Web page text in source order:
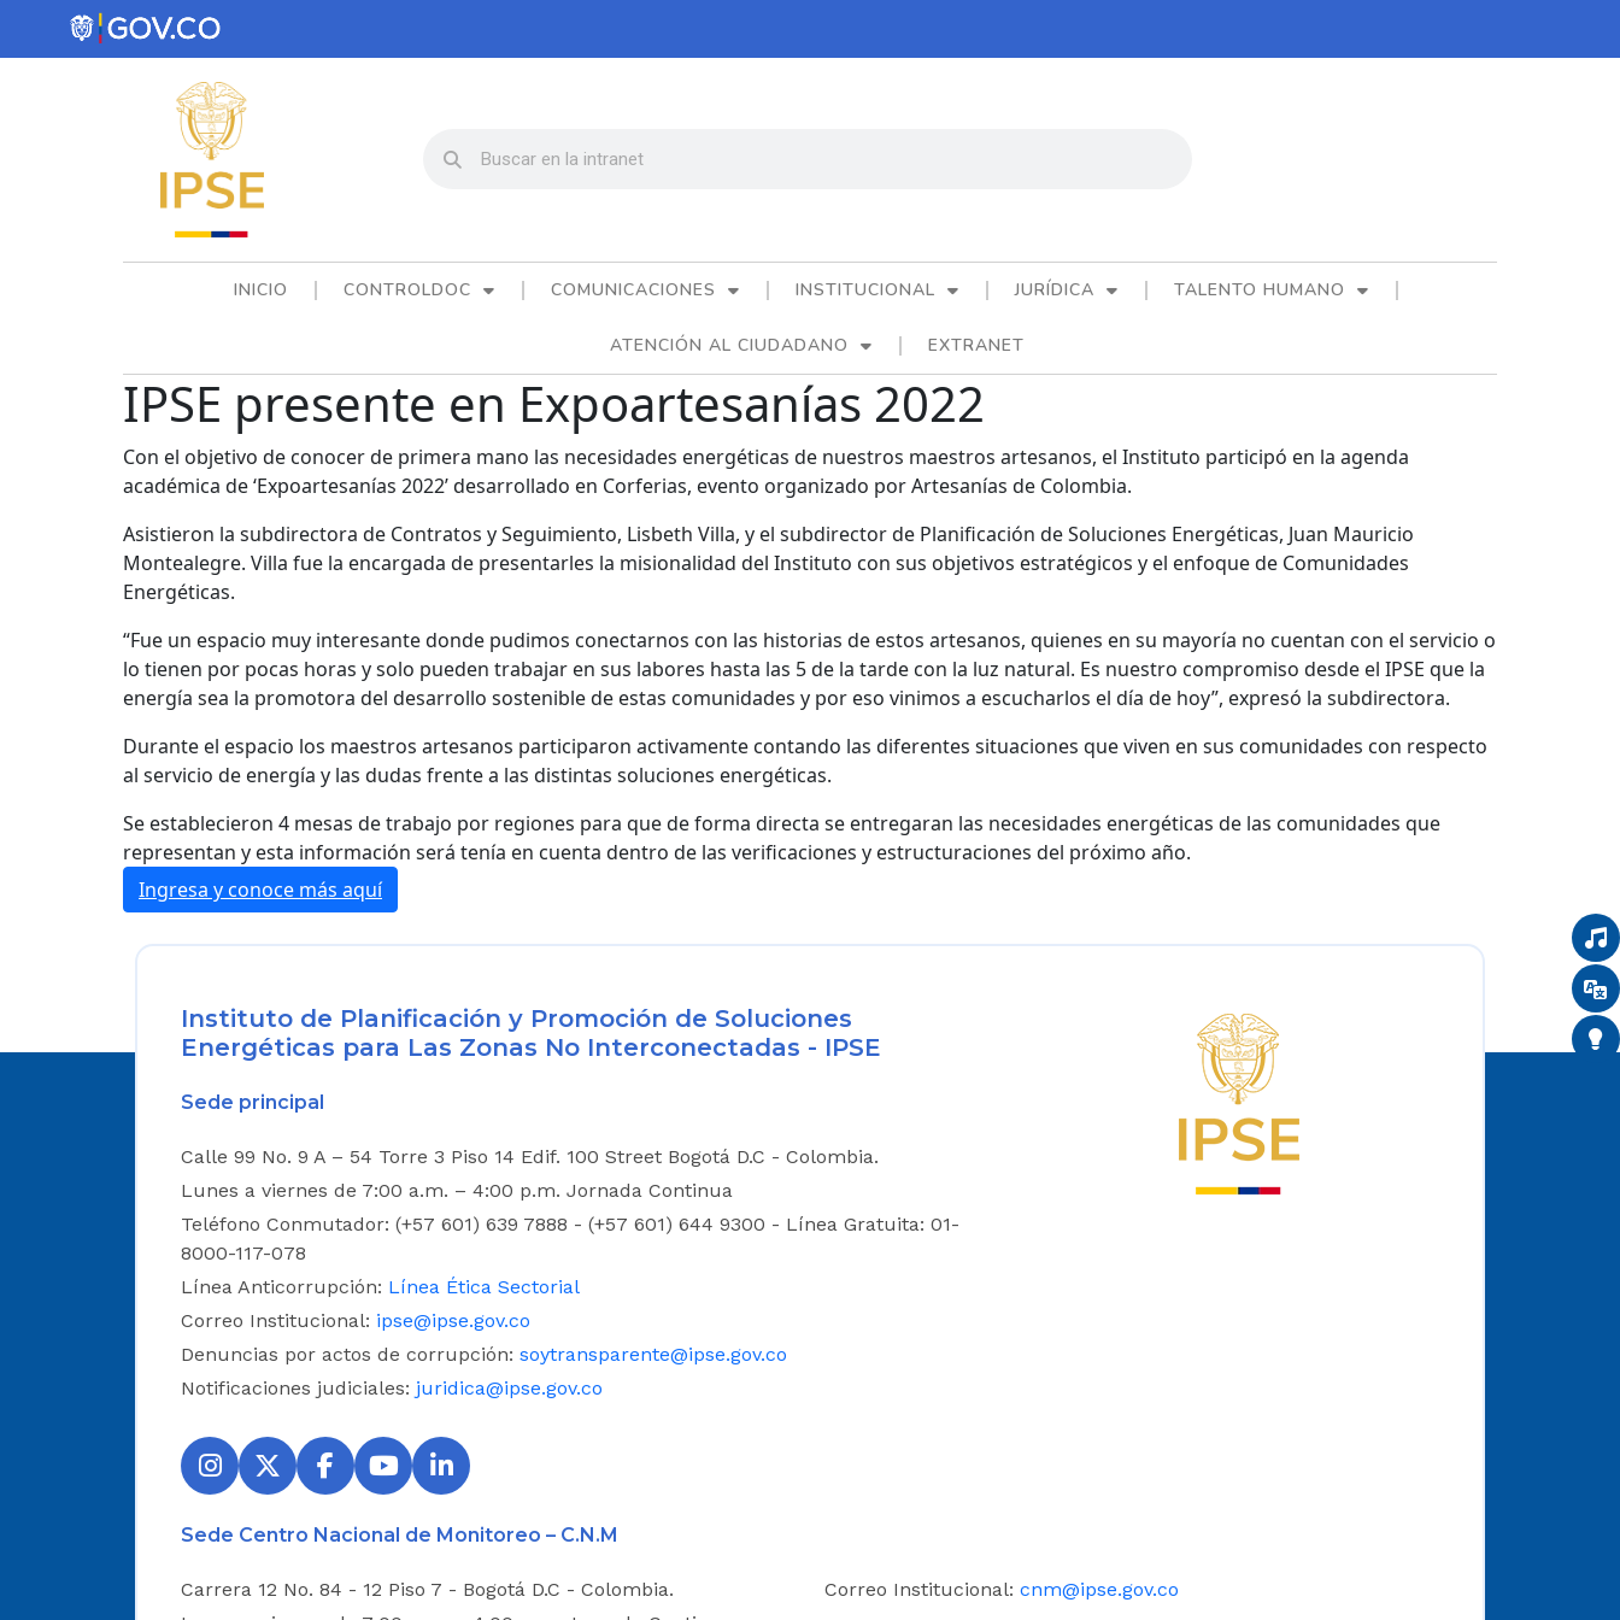
INICIO CONTROLDOC COMUNICACIONES INSTITUCIONAL JURÍDICA TALENTO HUMANO
ATENCIÓN AL CIUDADANO EXTRANET
IPSE presente en Expoartesanías 2022
Con el objetivo de conocer de primera mano las necesidades energéticas de nuestros maestros artesanos, el Instituto participó en la agenda
académica de ‘Expoartesanías 2022’ desarrollado en Corferias, evento organizado por Artesanías de Colombia.
Asistieron la subdirectora de Contratos y Seguimiento, Lisbeth Villa, y el subdirector de Planificación de Soluciones Energéticas, Juan Mauricio
Montealegre. Villa fue la encargada de presentarles la misionalidad del Instituto con sus objetivos estratégicos y el enfoque de Comunidades
Energéticas.
“Fue un espacio muy interesante donde pudimos conectarnos con las historias de estos artesanos, quienes en su mayoría no cuentan con el servicio o
lo tienen por pocas horas y solo pueden trabajar en sus labores hasta las 5 de la tarde con la luz natural. Es nuestro compromiso desde el IPSE que la
energía sea la promotora del desarrollo sostenible de estas comunidades y por eso vinimos a escucharlos el día de hoy”, expresó la subdirectora.
Durante el espacio los maestros artesanos participaron activamente contando las diferentes situaciones que viven en sus comunidades con respecto
al servicio de energía y las dudas frente a las distintas soluciones energéticas.
Se establecieron 4 mesas de trabajo por regiones para que de forma directa se entregaran las necesidades energéticas de las comunidades que
representan y esta información será tenía en cuenta dentro de las verificaciones y estructuraciones del próximo año.
Ingresa y conoce más aquí
Instituto de Planificación y Promoción de Soluciones
Energéticas para Las Zonas No Interconectadas - IPSE
Sede principal
Calle 99 No. 9 A – 54 Torre 3 Piso 14 Edif. 100 Street Bogotá D.C - Colombia.
Lunes a viernes de 7:00 a.m. – 4:00 p.m. Jornada Continua
Teléfono Conmutador: (+57 601) 639 7888 - (+57 601) 644 9300 - Línea Gratuita: 01-
8000-117-078
Línea Anticorrupción: Línea Ética Sectorial
Correo Institucional: ipse@ipse.gov.co
Denuncias por actos de corrupción: soytransparente@ipse.gov.co
Notificaciones judiciales: juridica@ipse.gov.co
Sede Centro Nacional de Monitoreo – C.N.M
Carrera 12 No. 84 - 12 Piso 7 - Bogotá D.C - Colombia.
Correo Institucional: cnm@ipse.gov.co